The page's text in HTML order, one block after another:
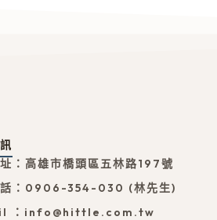
：高雄市橋頭區五林路197號
話：0906-354-030 (林先生)
：info@hittle.com.tw